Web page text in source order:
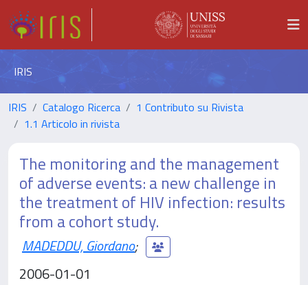
IRIS
IRIS Catalogo Ricerca
1 Contributo su Rivista
1.1 Articolo in rivista
The monitoring and the management
of adverse events: a new challenge in
the treatment of HIV infection: results
from a cohort study.
MADEDDU, Giordano;
2006-01-01